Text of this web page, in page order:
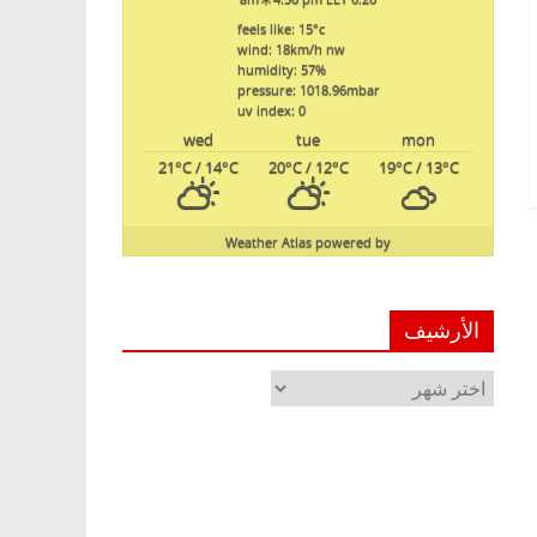
feels like: 15°c
wind: 18km/h nw
humidity: 57%
pressure: 1018.96mbar
uv index: 0
mon
tue
wed
19°C/ 13°C
20°C/ 12°C
21°C/ 14°C
powered by
Weather Atlas
الأرشيف
الأرشيف